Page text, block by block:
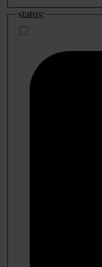
status: